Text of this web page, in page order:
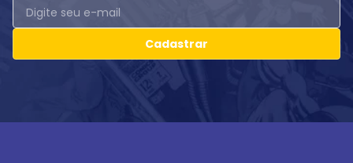
Cadastrar